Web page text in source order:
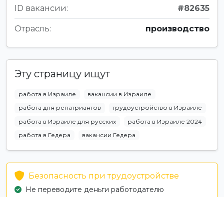
ID вакансии: #82635
Отрасль: производство
Эту страницу ищут
работа в Израиле
вакансии в Израиле
работа для репатриантов
трудоустройство в Израиле
работа в Израиле для русских
работа в Израиле 2024
работа в Гедера
вакансии Гедера
Безопасность при трудоустройстве
Не переводите деньги работодателю